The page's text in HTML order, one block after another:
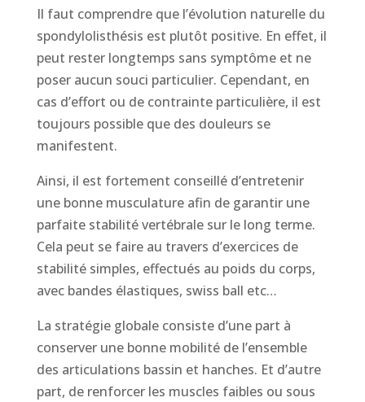
Il faut comprendre que l’évolution naturelle du
spondylolisthésis est plutôt positive. En effet, il
peut rester longtemps sans symptôme et ne
poser aucun souci particulier. Cependant, en
cas d’effort ou de contrainte particulière, il est
toujours possible que des douleurs se
manifestent.
Ainsi, il est fortement conseillé d’entretenir
une bonne musculature afin de garantir une
parfaite stabilité vertébrale sur le long terme.
Cela peut se faire au travers d’exercices de
stabilité simples, effectués au poids du corps,
avec bandes élastiques, swiss ball etc…
La stratégie globale consiste d’une part à
conserver une bonne mobilité de l’ensemble
des articulations bassin et hanches. Et d’autre
part, de renforcer les muscles faibles ou sous